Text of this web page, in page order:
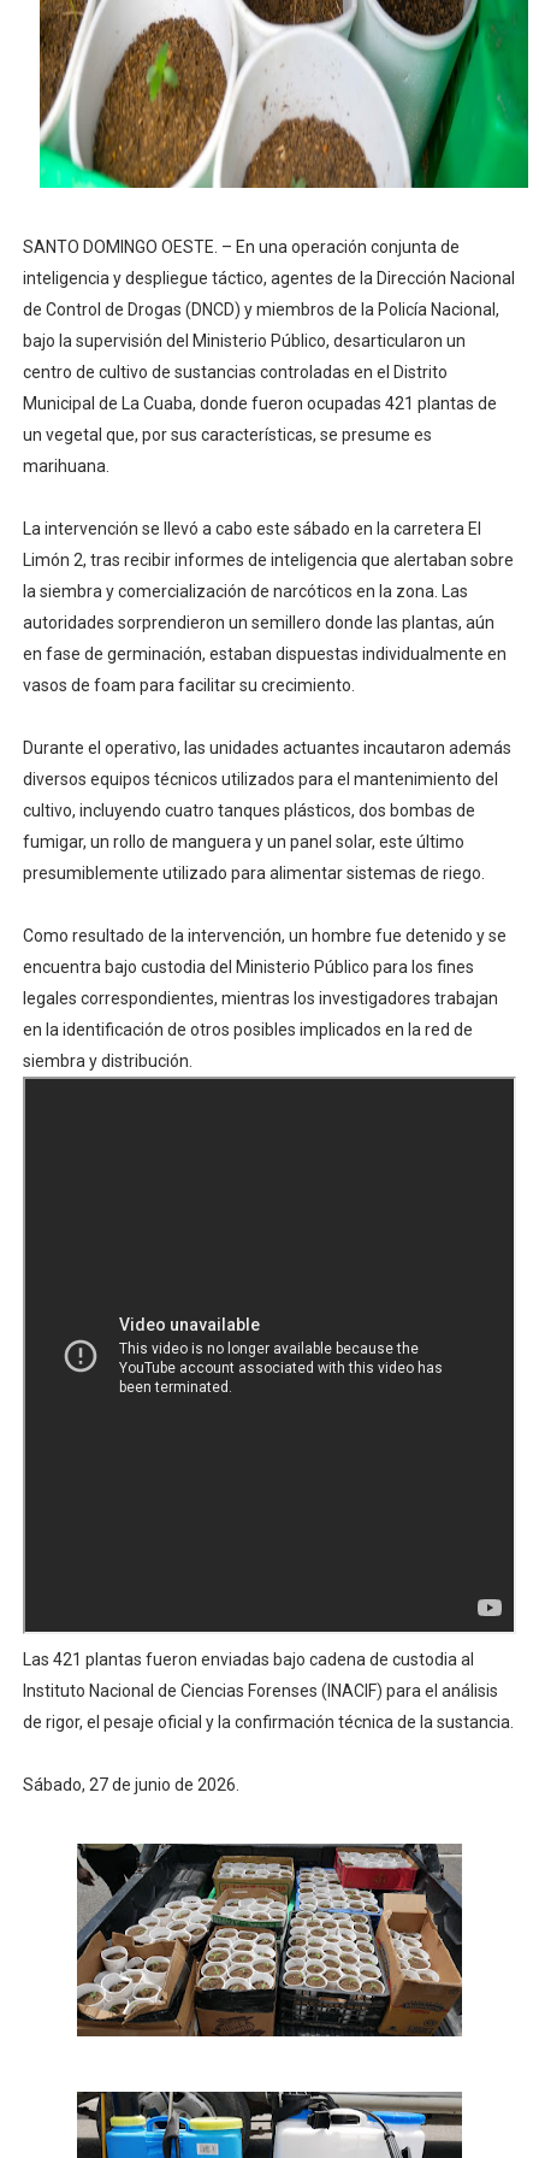
Digecac realizará Primer Festival de Plantas 2026
Josefa Castillo: Liderazgo y Transformación Social al
Lee Ballester a los que se forman como agentes
Trabajadores de la prensa y Obispado de la Provincia
SANTO DOMINGO OESTE. – En una operación conjunta de
inteligencia y despliegue táctico, agentes de la Dirección Nacional
de Control de Drogas (DNCD) y miembros de la Policía Nacional,
bajo la supervisión del Ministerio Público, desarticularon un
centro de cultivo de sustancias controladas en el Distrito
Municipal de La Cuaba, donde fueron ocupadas 421 plantas de
un vegetal que, por sus características, se presume es
marihuana.
La intervención se llevó a cabo este sábado en la carretera El
Limón 2, tras recibir informes de inteligencia que alertaban sobre
la siembra y comercialización de narcóticos en la zona. Las
autoridades sorprendieron un semillero donde las plantas, aún
en fase de germinación, estaban dispuestas individualmente en
vasos de foam para facilitar su crecimiento.
Durante el operativo, las unidades actuantes incautaron además
diversos equipos técnicos utilizados para el mantenimiento del
cultivo, incluyendo cuatro tanques plásticos, dos bombas de
fumigar, un rollo de manguera y un panel solar, este último
presumiblemente utilizado para alimentar sistemas de riego.
Como resultado de la intervención, un hombre fue detenido y se
encuentra bajo custodia del Ministerio Público para los fines
legales correspondientes, mientras los investigadores trabajan
en la identificación de otros posibles implicados en la red de
siembra y distribución.
Las 421 plantas fueron enviadas bajo cadena de custodia al
Instituto Nacional de Ciencias Forenses (INACIF) para el análisis
de rigor, el pesaje oficial y la confirmación técnica de la sustancia.
Sábado, 27 de junio de 2026.